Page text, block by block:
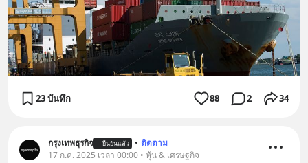
23 บันทึก 88 2 34
กรุงเทพธุรกิจ ยืนยันแล้ว • ติดตาม
17 ก.ค. 2025 เวลา 00:00 • หุ้น & เศรษฐกิจ